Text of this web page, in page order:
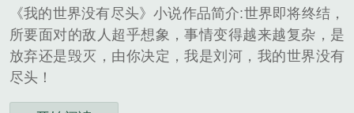
《我的世界没有尽头》小说作品简介:世界即将终结，
所要面对的敌人超乎想象，事情变得越来越复杂，是
放弃还是毁灭，由你决定，我是刘河，我的世界没有
尽头！